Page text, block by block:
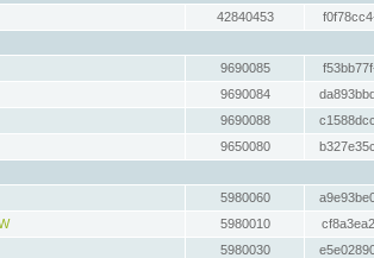
42840453
9690085
9690084
9690088
9650080
5980060
5980010
5980030